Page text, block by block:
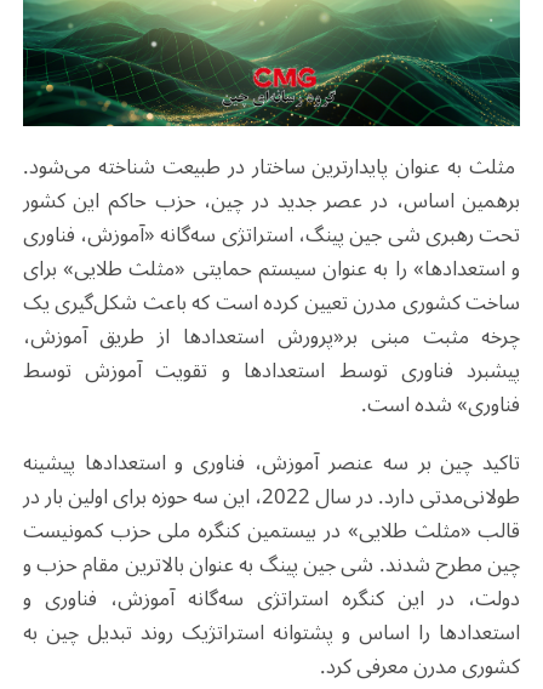
مثلث به عنوان پایدارترین ساختار در طبیعت شناخته می‌شود.
برهمین اساس، در عصر جدید در چین، حزب حاکم این کشور
تحت رهبری شی جین پینگ، استراتژی سه‌گانه «آموزش، فناوری
و استعدادها» را به عنوان سیستم حمایتی «مثلث طلایی» برای
ساخت کشوری مدرن تعیین کرده است که باعث شکل‌گیری یک
چرخه مثبت مبنی بر«پرورش استعدادها از طریق آموزش،
پیشبرد فناوری توسط استعدادها و تقویت آموزش توسط
فناوری» شده است.
تاکید چین بر سه عنصر آموزش، فناوری و استعدادها پیشینه
طولانی‌مدتی دارد. در سال 2022، این سه حوزه برای اولین بار در
قالب «مثلث طلایی» در بیستمین کنگره ملی حزب کمونیست
چین مطرح شدند. شی جین پینگ به عنوان بالاترین مقام حزب و
دولت، در این کنگره استراتژی سه‌گانه آموزش، فناوری و
استعدادها را اساس و پشتوانه استراتژیک روند تبدیل چین به
کشوری مدرن معرفی کرد.